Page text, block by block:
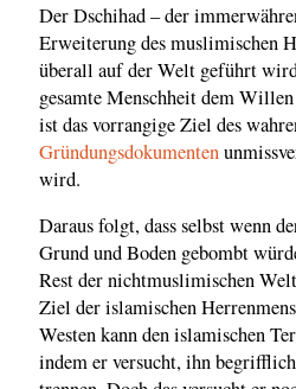
Der Dschihad – der
Erweiterung des muslimischen
überall auf der Welt geführt
gesamte Menschheit dem
ist das vorrangige Ziel des
Gründungsdokumenten
wird.
Daraus folgt, dass selbst wenn
Grund und Boden gebombt
Rest der nichtmuslimischen
Ziel der islamischen
Westen kann den islamischen
indem er versucht, ihn